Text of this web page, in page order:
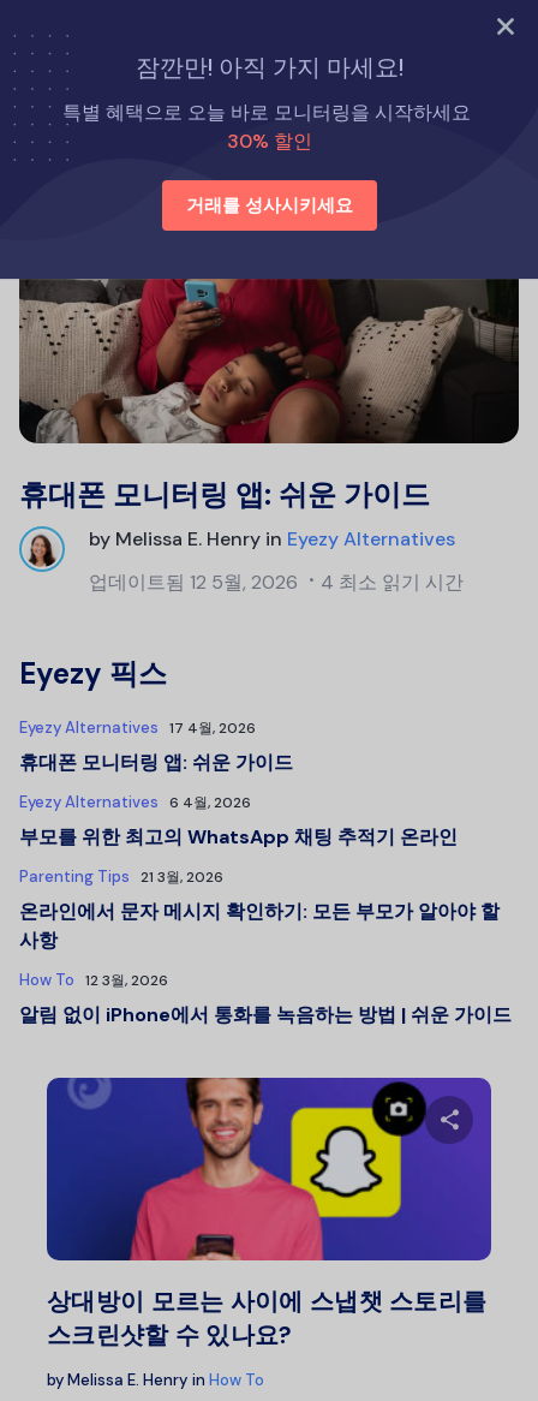
지금 바로 시도해 보세요
잠깐만! 아직 가지 마세요!
특별 혜택으로 오늘 바로 모니터링을 시작하세요
30% 할인
거래를 성사시키세요
휴대폰 모니터링 앱: 쉬운 가이드
by Melissa E. Henry in Eyezy Alternatives
업데이트됨 12 5월, 2026 4 최소 읽기 시간
Eyezy 픽스
Eyezy Alternatives 17 4월, 2026
휴대폰 모니터링 앱: 쉬운 가이드
Eyezy Alternatives 6 4월, 2026
부모를 위한 최고의 WhatsApp 채팅 추적기 온라인
Parenting Tips 21 3월, 2026
온라인에서 문자 메시지 확인하기: 모든 부모가 알아야 할
사항
How To 12 3월, 2026
알림 없이 iPhone에서 통화를 녹음하는 방법 | 쉬운 가이드
상대방이 모르는 사이에 스냅챗 스토리를
스크린샷할 수 있나요?
byMelissa E. Henry in How To